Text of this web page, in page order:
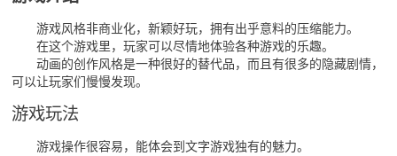
游戏风格非商业化，新颖好玩，拥有出乎意料的压缩能力。
在这个游戏里，玩家可以尽情地体验各种游戏的乐趣。
动画的创作风格是一种很好的替代品，而且有很多的隐藏剧情，
可以让玩家们慢慢发现。
游戏玩法
游戏操作很容易，能体会到文字游戏独有的魅力。